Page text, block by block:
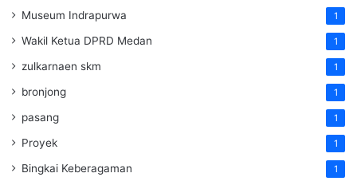
Museum Indrapurwa 1
Wakil Ketua DPRD Medan 1
zulkarnaen skm 1
bronjong 1
pasang 1
Proyek 1
Bingkai Keberagaman 1